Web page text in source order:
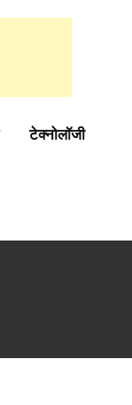
टेक्नोलॉजी